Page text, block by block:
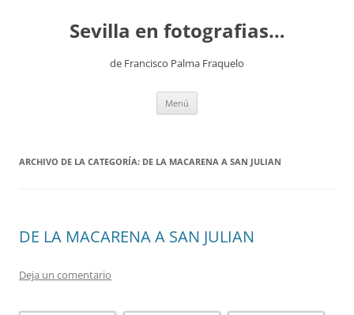
contenidoSevilla en fotografias…
de Francisco Palma Fraquelo
Menú
ARCHIVO DE LA CATEGORÍA: DE LA MACARENA A SAN JULIAN
DE LA MACARENA A SAN JULIAN
Deja un comentario